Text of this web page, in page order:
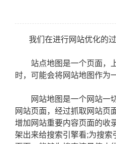
我们在进行网站优化的
站点地图是一个页面，上
时，可能会将网站地图作为
网站地图是一个网站一切
网站页面，经过抓取网站页
增加网站重要内容页面的收
架出来给搜索引擎看;为搜